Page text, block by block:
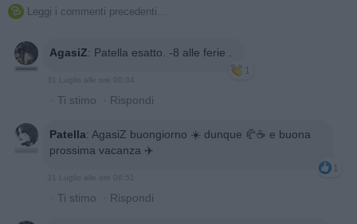
 Leggi i commenti precedenti...
AgasiZ: Patella esatto. -8 alle ferie .
1
· Ti stimo · Rispondi
Patella: AgasiZ buongiorno ☀️ dunque 🥐☕️ e buona
prossima vacanza ✈️
1
· Ti stimo · Rispondi